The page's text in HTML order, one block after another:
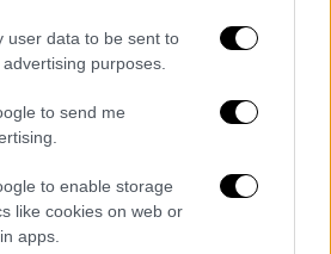
user data to be sent to
purposes.
to send me
to enable storage
like cookies on web or
apps.
13:19
δύο χρόνια στον